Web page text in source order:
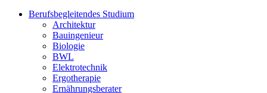
Berufsbegleitendes Studium
Architektur
Bauingenieur
Biologie
BWL
Elektrotechnik
Ergotherapie
Ernährungsberater